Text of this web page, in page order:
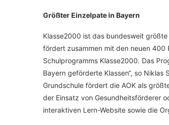
Größter Einzelpate in Bayern
Klasse2000 ist das bundesweit
fördert zusammen mit den neuen 400
Schulprogramms Klasse2000. Das
Bayern geförderte Klassen“, so
Grundschule fördert die AOK als
der Einsatz von Gesundheitsförderer
interaktiven Lern-Website sowie die